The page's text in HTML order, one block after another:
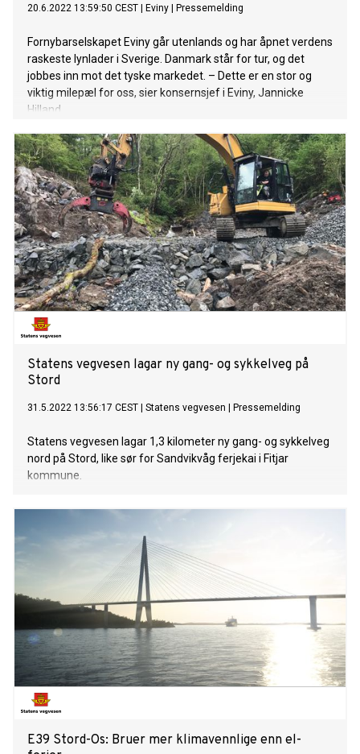
20.6.2022 13:59:50 CEST Eviny Pressemelding
Fornybarselskapet Eviny går utenlands og har åpnet verdens
raskeste lynlader i Sverige. Danmark står for tur, og det
jobbes inn mot det tyske markedet. – Dette er en stor og
viktig milepæl for oss, sier konsernsjef i Eviny, Jannicke
Hilland.
Statens vegvesen lagar ny gang- og sykkelveg på
Stord
31.5.2022 13:56:17 CEST Statens vegvesen Pressemelding
Statens vegvesen lagar 1,3 kilometer ny gang- og sykkelveg
nord på Stord, like sør for Sandvikvåg ferjekai i Fitjar
kommune.
E39 Stord-Os: Bruer mer klimavennlige enn el-